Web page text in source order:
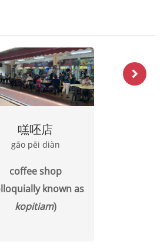
㗝呸店
gāo pēi diàn
coffee shop
known as
kopitiam)